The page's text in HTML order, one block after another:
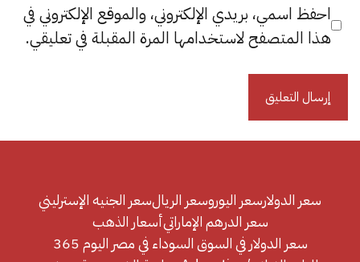
احفظ اسمي، بريدي الإلكتروني، والموقع الإلكتروني في
هذا المتصفح لاستخدامها المرة المقبلة في تعليقي.
سعر الدولارسعر اليوروسعر الريالسعر الجنيه الإسترليني
سعر الدرهم الإماراتيأسعار الذهب
سعر الدولار في السوق السوداء في مصر اليوم 365